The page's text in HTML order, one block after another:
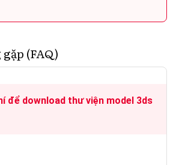
(FAQ)
để download thư viện model 3ds